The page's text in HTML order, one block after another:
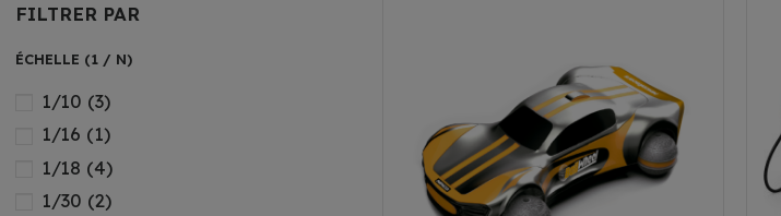
FILTRER PAR
ÉCHELLE (1 / N)
1/10 (3)
1/16 (1)
1/18 (4)
1/30 (2)